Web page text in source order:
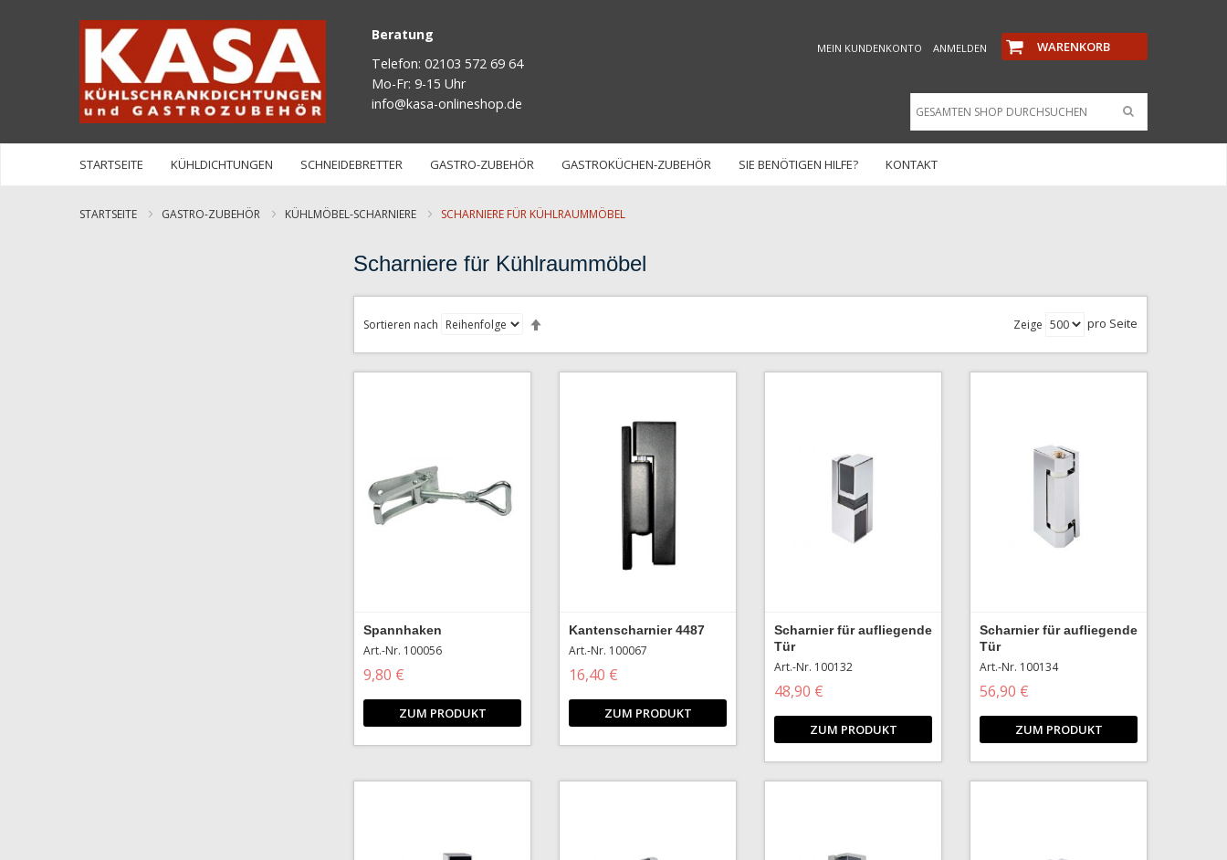
Beratung
Telefon: 02103 572 69 64
Mo-Fr: 9-15 Uhr
info@kasa-onlineshop.de
WARENKORB
MEIN KUNDENKONTO ANMELDEN
STARTSEITE KÜHLDICHTUNGEN SCHNEIDEBRETTER GASTRO-ZUBEHÖR GASTROKÜCHEN-ZUBEHÖR SIE BENÖTIGEN HILFE? KONTAKT
STARTSEITE GASTRO-ZUBEHÖR KÜHLMÖBEL-SCHARNIERE SCHARNIERE FÜR KÜHLRAUMMÖBEL
Scharniere für Kühlraummöbel
Zeige pro Seite
Sortieren nach
Spannhaken
Art.-Nr. 100056
9,80 €
ZUM PRODUKT
Kantenscharnier 4487
Art.-Nr. 100067
16,40 €
ZUM PRODUKT
Scharnier für aufliegende
Tür
Art.-Nr. 100132
48,90 €
ZUM PRODUKT
Scharnier für aufliegende
Tür
Art.-Nr. 100134
56,90 €
ZUM PRODUKT